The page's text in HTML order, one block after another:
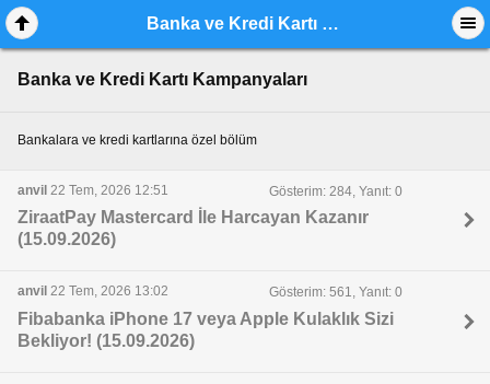
Banka ve Kredi Kartı Kampanyaları
Banka ve Kredi Kartı Kampanyaları
Bankalara ve kredi kartlarına özel bölüm
anvil 22 Tem, 2026 12:51 Gösterim: 284, Yanıt: 0
ZiraatPay Mastercard İle Harcayan Kazanır
(15.09.2026)
anvil 22 Tem, 2026 13:02 Gösterim: 561, Yanıt: 0
Fibabanka iPhone 17 veya Apple Kulaklık Sizi
Bekliyor! (15.09.2026)